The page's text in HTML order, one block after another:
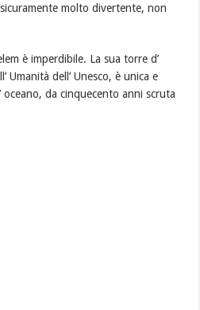
molto divertente, non
è imperdibile. La sua torre d’
Umanità dell’ Unesco, è unica e
oceano, da cinquecento anni scruta